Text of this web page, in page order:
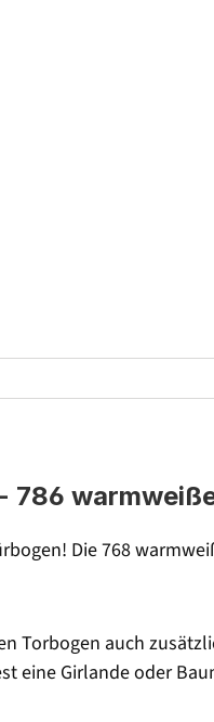
786
Die 768
Torbogen auch
eine Girlande oder